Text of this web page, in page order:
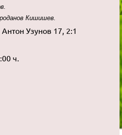
Кишишев.
Узунов 17, 2:1
ч.